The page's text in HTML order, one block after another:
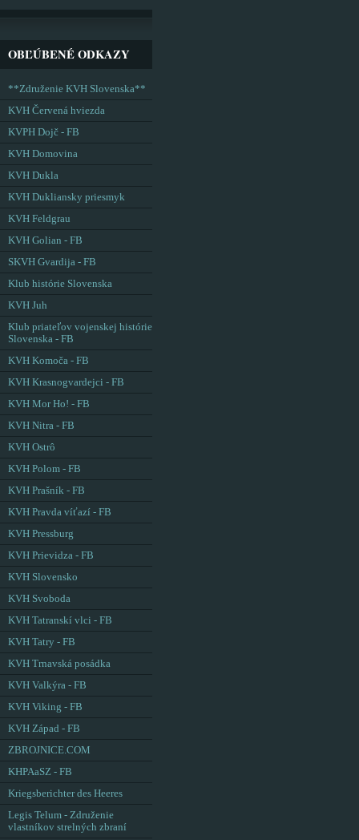
OBĽÚBENÉ ODKAZY
**Združenie KVH Slovenska**
KVH Červená hviezda
KVPH Dojč - FB
KVH Domovina
KVH Dukla
KVH Dukliansky priesmyk
KVH Feldgrau
KVH Golian - FB
SKVH Gvardija - FB
Klub histórie Slovenska
KVH Juh
Klub priateľov vojenskej histórie
Slovenska - FB
KVH Komoča - FB
KVH Krasnogvardejci - FB
KVH Mor Ho! - FB
KVH Nitra - FB
KVH Ostrô
KVH Polom - FB
KVH Prašník - FB
KVH Pravda víťazí - FB
KVH Pressburg
KVH Prievidza - FB
KVH Slovensko
KVH Svoboda
KVH Tatranskí vlci - FB
KVH Tatry - FB
KVH Trnavská posádka
KVH Valkýra - FB
KVH Viking - FB
KVH Západ - FB
ZBROJNICE.COM
KHPAaSZ - FB
Kriegsberichter des Heeres
Legis Telum - Združenie
vlastníkov strelných zbraní